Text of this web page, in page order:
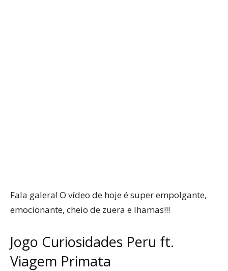
Fala galera! O vídeo de hoje é super empolgante,
emocionante, cheio de zuera e lhamas!!!
Jogo Curiosidades Peru ft.
Viagem Primata